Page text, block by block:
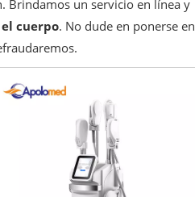
Brindamos un servicio en línea y
cuerpo. No dude en ponerse en